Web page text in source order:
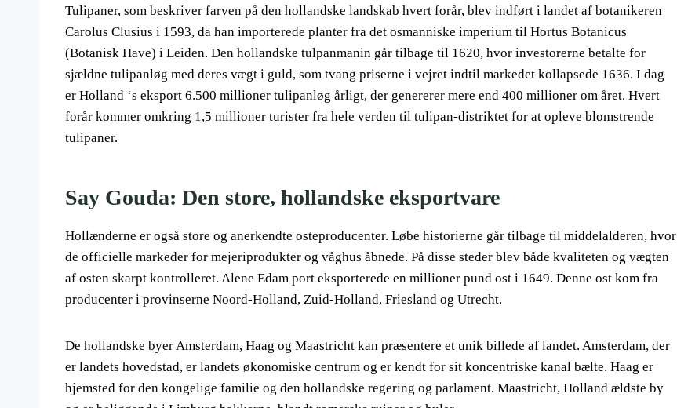
Tulipaner, som beskriver farven på den hollandske landskab hvert forår, blev indført i landet af botanikeren
Carolus Clusius i 1593, da han importerede planter fra det osmanniske imperium til Hortus Botanicus
(Botanisk Have) i Leiden. Den hollandske tulpanmanin går tilbage til 1620, hvor investorerne betalte for
sjældne tulipanløg med deres vægt i guld, som tvang priserne i vejret indtil markedet kollapsede 1636. I dag
er Holland ‘s eksport 6.500 millioner tulipanløg årligt, der genererer mere end 400 millioner om året. Hvert
forår kommer omkring 1,5 millioner turister fra hele verden til tulipan-distriktet for at opleve blomstrende
tulipaner.
Say Gouda: Den store, hollandske eksportvare
Hollænderne er også store og anerkendte osteproducenter. Løbe historierne går tilbage til middelalderen, hvor
de officielle markeder for mejeriprodukter og våghus åbnede. På disse steder blev både kvaliteten og vægten
af osten skarpt kontrolleret. Alene Edam port eksporterede en millioner pund ost i 1649. Denne ost kom fra
producenter i provinserne Noord-Holland, Zuid-Holland, Friesland og Utrecht.
De hollandske byer Amsterdam, Haag og Maastricht kan præsentere et unik billede af landet. Amsterdam, der
er landets hovedstad, er landets økonomiske centrum og er kendt for sit koncentriske kanal bælte. Haag er
hjemsted for den kongelige familie og den hollandske regering og parlament. Maastricht, Holland ældste by